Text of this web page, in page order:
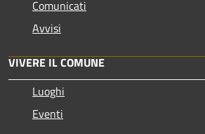
Comunicati
Avvisi
VIVERE IL COMUNE
Luoghi
Eventi